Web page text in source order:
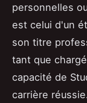
personnelles
est celui d'un
son titre
tant que
capacité de
carrière réussie.